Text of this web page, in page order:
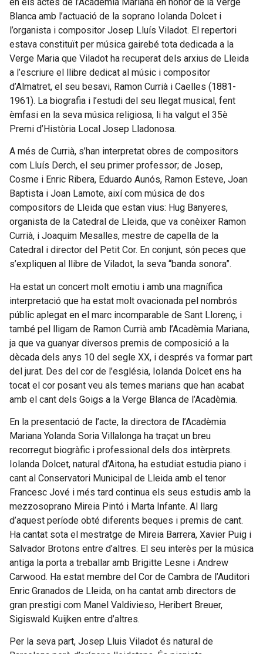
Blanca amb l’actuació de la soprano Iolanda Dolcet i
l’organista i compositor Josep Lluís Viladot. El repertori
estava constituït per música gairebé tota dedicada a la
Verge Maria que Viladot ha recuperat dels arxius de Lleida
a l’escriure el llibre dedicat al músic i compositor
d’Almatret, el seu besavi, Ramon Currià i Caelles (1881-
1961). La biografia i l’estudi del seu llegat musical, fent
èmfasi en la seva música religiosa, li ha valgut el 35è
Premi d’Història Local Josep Lladonosa.
A més de Currià, s’han interpretat obres de compositors
com Lluís Derch, el seu primer professor; de Josep,
Cosme i Enric Ribera, Eduardo Aunós, Ramon Esteve, Joan
Baptista i Joan Lamote, així com música de dos
compositors de Lleida que estan vius: Hug Banyeres,
organista de la Catedral de Lleida, que va conèixer Ramon
Currià, i Joaquim Mesalles, mestre de capella de la
Catedral i director del Petit Cor. En conjunt, són peces que
s’expliquen al llibre de Viladot, la seva “banda sonora”.
Ha estat un concert molt emotiu i amb una magnífica
interpretació que ha estat molt ovacionada pel nombrós
públic aplegat en el marc incomparable de Sant Llorenç, i
també pel lligam de Ramon Currià amb l’Acadèmia Mariana,
ja que va guanyar diversos premis de composició a la
dècada dels anys 10 del segle XX, i després va formar part
del jurat. Des del cor de l’església, Iolanda Dolcet ens ha
tocat el cor posant veu als temes marians que han acabat
amb el cant dels Goigs a la Verge Blanca de l’Acadèmia.
En la presentació de l’acte, la directora de l’Acadèmia
Mariana Yolanda Soria Villalonga ha traçat un breu
recorregut biogràfic i professional dels dos intèrprets.
Iolanda Dolcet, natural d’Aitona, ha estudiat estudia piano i
cant al Conservatori Municipal de Lleida amb el tenor
Francesc Jové i més tard continua els seus estudis amb la
mezzosoprano Mireia Pintó i Marta Infante. Al llarg
d’aquest període obté diferents beques i premis de cant.
Ha cantat sota el mestratge de Mireia Barrera, Xavier Puig i
Salvador Brotons entre d’altres. El seu interès per la música
antiga la porta a treballar amb Brigitte Lesne i Andrew
Carwood. Ha estat membre del Cor de Cambra de l’Auditori
Enric Granados de Lleida, on ha cantat amb directors de
gran prestigi com Manel Valdivieso, Heribert Breuer,
Sigiswald Kuijken entre d’altres.
Per la seva part, Josep Lluis Viladot és natural de